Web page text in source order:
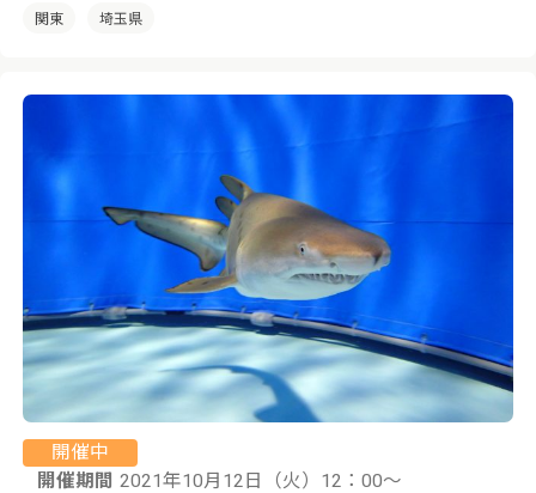
関東 埼玉県
開催中
開催期間 2021年10月12日（火）12：00〜